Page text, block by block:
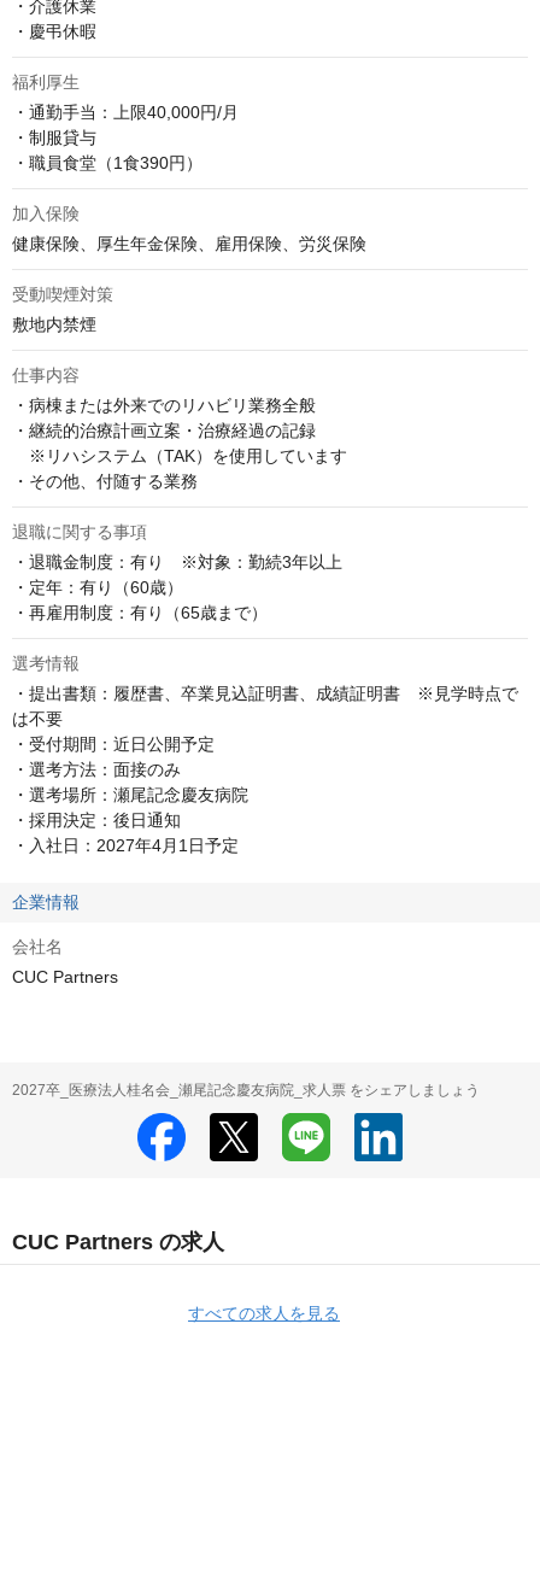
・介護休業
・慶弔休暇
福利厚生
・通勤手当：上限40,000円/月
・制服貸与
・職員食堂（1食390円）
加入保険
健康保険、厚生年金保険、雇用保険、労災保険
受動喫煙対策
敷地内禁煙
仕事内容
・病棟または外来でのリハビリ業務全般
・継続的治療計画立案・治療経過の記録
※リハシステム（TAK）を使用しています
・その他、付随する業務
退職に関する事項
・退職金制度：有り　※対象：勤続3年以上
・定年：有り（60歳）
・再雇用制度：有り（65歳まで）
選考情報
・提出書類：履歴書、卒業見込証明書、成績証明書　※見学時点で
は不要
・受付期間：近日公開予定
・選考方法：面接のみ
・選考場所：瀬尾記念慶友病院
・採用決定：後日通知
・入社日：2027年4月1日予定
企業情報
会社名
CUC Partners
2027卒_医療法人桂名会_瀬尾記念慶友病院_求人票 をシェアしましょう
CUC Partners の求人
すべての求人を見る